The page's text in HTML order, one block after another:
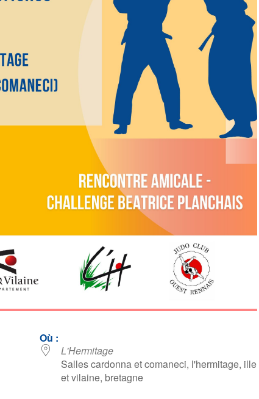
Où :
L'Hermitage
Salles cardonna et comaneci, l'hermitage, ille
et vilaine, bretagne